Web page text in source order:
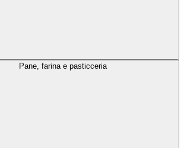
Pane, farina e pasticceria